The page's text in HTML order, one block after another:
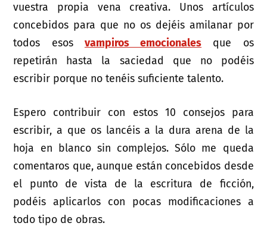
vuestra propia vena creativa. Unos artículos
concebidos para que no os dejéis amilanar por
todos esos vampiros emocionales que os
repetirán hasta la saciedad que no podéis
escribir porque no tenéis suficiente talento.
Espero contribuir con estos 10 consejos para
escribir, a que os lancéis a la dura arena de la
hoja en blanco sin complejos. Sólo me queda
comentaros que, aunque están concebidos desde
el punto de vista de la escritura de ficción,
podéis aplicarlos con pocas modificaciones a
todo tipo de obras.